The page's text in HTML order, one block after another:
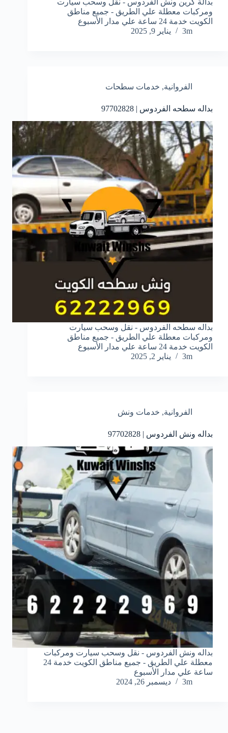
بدالة كرين ونش الفردوس - نقل وسحب سيارت
ومركبات معطلة علي الطريق - جميع مناطق
الكويت خدمة 24 ساعة علي مدار الأسبوع
3m
يناير 9, 2025
الفروانية, خدمات سطحات
بداله سطحه الفردوس | 97702828
بداله سطحه الفردوس - نقل وسحب سيارت
ومركبات معطلة علي الطريق - جميع مناطق
الكويت خدمة 24 ساعة علي مدار الأسبوع
3m
يناير 2, 2025
الفروانية, خدمات ونش
بداله ونش الفردوس | 97702828
بداله ونش الفردوس - نقل وسحب سيارت ومركبات
معطلة علي الطريق - جميع مناطق الكويت خدمة 24
ساعة علي مدار الأسبوع
3m
ديسمبر 26, 2024
a
t
y